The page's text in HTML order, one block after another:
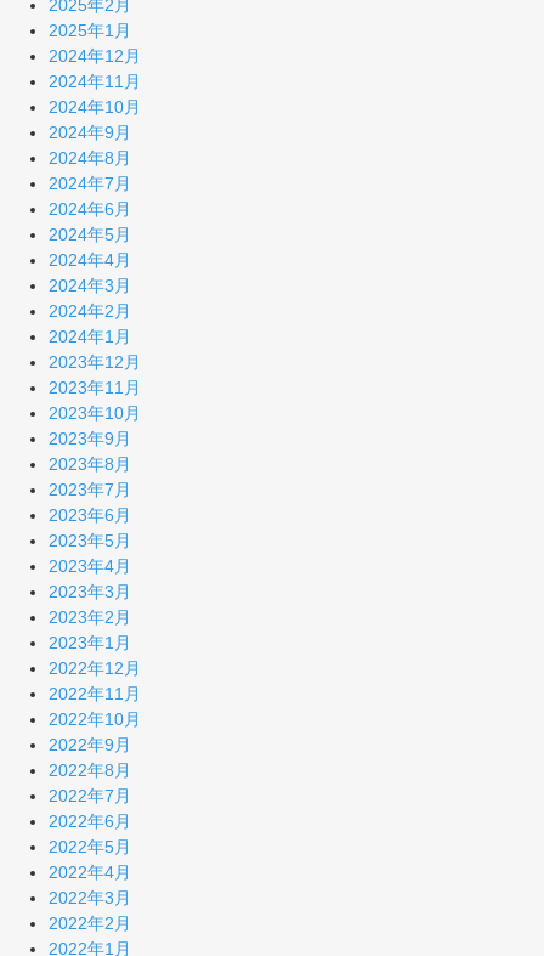
2025年2月
2025年1月
2024年12月
2024年11月
2024年10月
2024年9月
2024年8月
2024年7月
2024年6月
2024年5月
2024年4月
2024年3月
2024年2月
2024年1月
2023年12月
2023年11月
2023年10月
2023年9月
2023年8月
2023年7月
2023年6月
2023年5月
2023年4月
2023年3月
2023年2月
2023年1月
2022年12月
2022年11月
2022年10月
2022年9月
2022年8月
2022年7月
2022年6月
2022年5月
2022年4月
2022年3月
2022年2月
2022年1月